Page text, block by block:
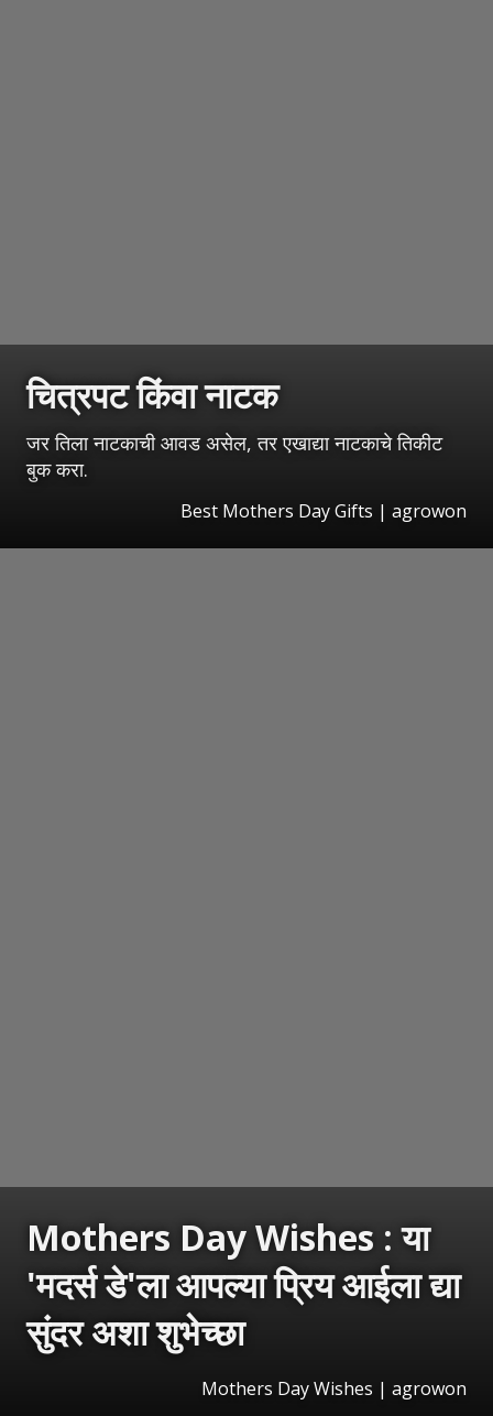
चित्रपट किंवा नाटक
जर तिला नाटकाची आवड असेल, तर एखाद्या नाटकाचे तिकीट
बुक करा.
Best Mothers Day Gifts | agrowon
Mothers Day Wishes : या
'मदर्स डे'ला आपल्या प्रिय आईला द्या
सुंदर अशा शुभेच्छा
Mothers Day Wishes | agrowon